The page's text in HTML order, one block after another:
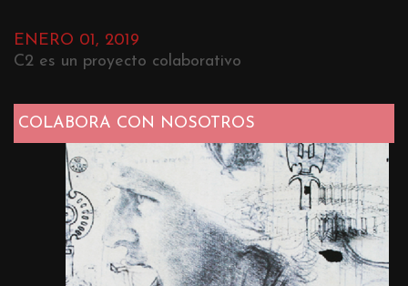
ENERO 01, 2019
C2 es un proyecto colaborativo
COLABORA CON NOSOTROS